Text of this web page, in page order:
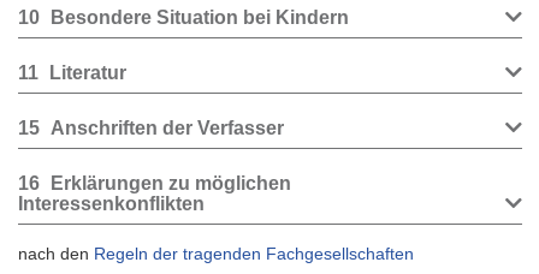
10 Besondere Situation bei Kindern
11 Literatur
15 Anschriften der Verfasser
16
Erklärungen zu möglichen
Interessenkonflikten
nach den Regeln der tragenden Fachgesellschaften